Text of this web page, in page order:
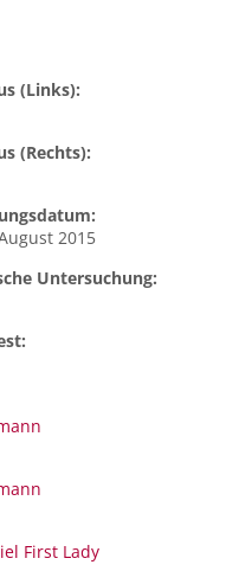
(Links):
(Rechts):
2015
Untersuchung:
First Lady